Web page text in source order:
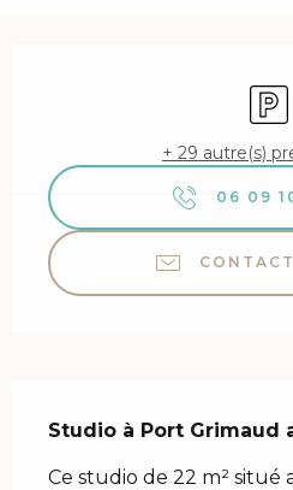
+ 29 autre(s)
06 09
Studio à Port Grimaud
Ce studio de 22 m² situé